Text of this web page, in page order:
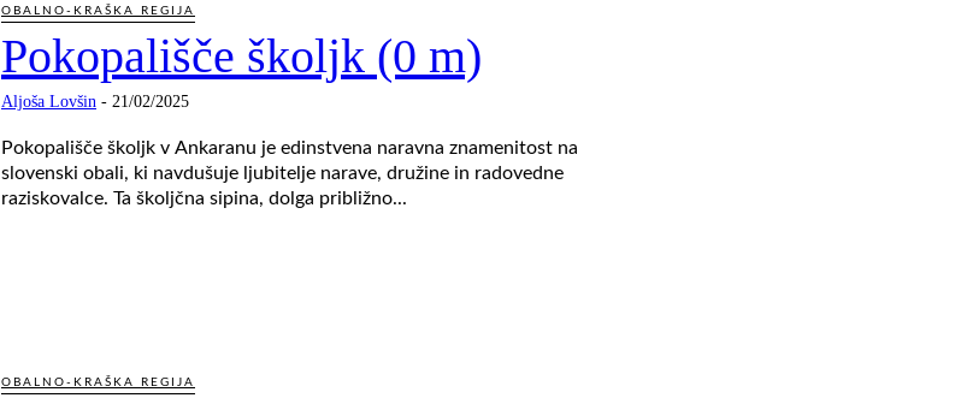
OBALNO-KRAŠKA REGIJA
Pokopališče školjk (0 m)
Aljoša Lovšin - 21/02/2025
Pokopališče školjk v Ankaranu je edinstvena naravna znamenitost na
slovenski obali, ki navdušuje ljubitelje narave, družine in radovedne
raziskovalce. Ta školjčna sipina, dolga približno...
OBALNO-KRAŠKA REGIJA